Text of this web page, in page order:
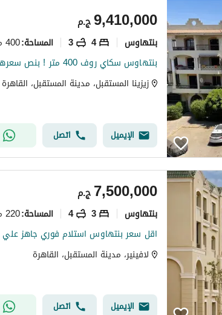
ج.م9,410,000
بنتهاوس 4
3 المساحة:400 متر مربع
زيزينا المستقبل، مدينة المستقبل، القاهرة
الإيميل اتصل
ج.م7,500,000
بنتهاوس 3
4 المساحة:220 متر مربع
لافينير، مدينة المستقبل، القاهرة
الإيميل اتصل